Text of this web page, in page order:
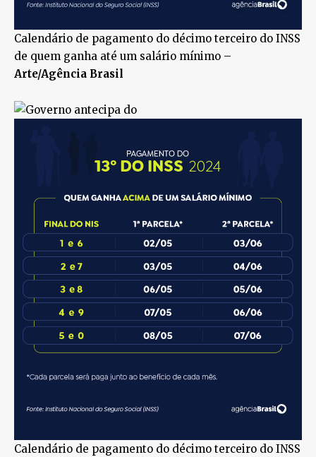
Calendário de pagamento do décimo terceiro do INSS
de quem ganha até um salário mínimo –
Arte/Agência Brasil
Calendário de pagamento do décimo terceiro do INSS